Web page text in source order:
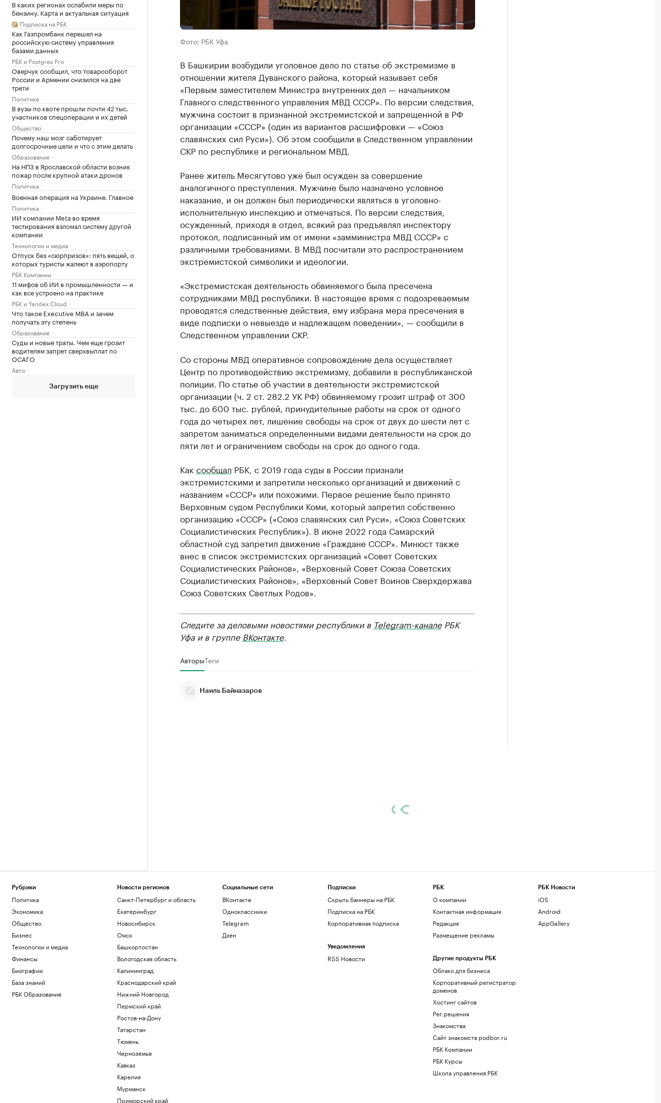
В каких регионах ослабили меры по
бензину. Карта и актуальная ситуация
Подписка на РБК
Как Газпромбанк перешел на
российскую систему управления
базами данных
РБК и Postgres Pro
Оверчук сообщил, что товарооборот
России и Армении снизился на две
трети
Политика
В вузы по квоте прошли почти 42 тыс.
участников спецоперации и их детей
Общество
Почему наш мозг саботирует
долгосрочные цели и что с этим делать
Образование
На НПЗ в Ярославской области возник
пожар после крупной атаки дронов
Политика
Военная операция на Украине. Главное
Политика
ИИ компании Meta во время
тестирования взломал систему другой
компании
Технологии и медиа
Отпуск без «сюрпризов»: пять вещей, о
которых туристы жалеют в аэропорту
РБК Компании
11 мифов об ИИ в промышленности — и
как все устроено на практике
РБК и Yandex Cloud
Что такое Executive MBA и зачем
получать эту степень
Образование
Суды и новые траты. Чем еще грозит
водителям запрет сверхвыплат по
ОСАГО
Авто
Загрузить еще
Фото: РБК Уфа
В Башкирии возбудили уголовное дело по статье об экстремизме в
отношении жителя Дуванского района, который называет себя
«Первым заместителем Министра внутренних дел — начальником
Главного следственного управления МВД СССР». По версии следствия,
мужчина состоит в признанной экстремистской и запрещенной в РФ
организации «СССР» (один из вариантов расшифровки — «Союз
славянских сил Руси»). Об этом сообщили в Следственном управлении
СКР по республике и региональном МВД.
Ранее житель Месягутово уже был осужден за совершение
аналогичного преступления. Мужчине было назначено условное
наказание, и он должен был периодически являться в уголовно-
исполнительную инспекцию и отмечаться. По версии следствия,
осужденный, приходя в отдел, всякий раз предъявлял инспектору
протокол, подписанный им от имени «замминистра МВД СССР» с
различными требованиями. В МВД посчитали это распространением
экстремистской символики и идеологии.
«Экстремистская деятельность обвиняемого была пресечена
сотрудниками МВД республики. В настоящее время с подозреваемым
проводятся следственные действия, ему избрана мера пресечения в
виде подписки о невыезде и надлежащем поведении», — сообщили в
Следственном управлении СКР.
Со стороны МВД оперативное сопровождение дела осуществляет
Центр по противодействию экстремизму, добавили в республиканской
полиции. По статье об участии в деятельности экстремистской
организации (ч. 2 ст. 282.2 УК РФ) обвиняемому грозит штраф от 300
тыс. до 600 тыс. рублей, принудительные работы на срок от одного
года до четырех лет, лишение свободы на срок от двух до шести лет с
запретом заниматься определенными видами деятельности на срок до
пяти лет и ограничением свободы на срок до одного года.
Как сообщал РБК, с 2019 года суды в России признали
экстремистскими и запретили несколько организаций и движений с
названием «СССР» или похожими. Первое решение было принято
Верховным судом Республики Коми, который запретил собственно
организацию «СССР» («Союз славянских сил Руси», «Союз Советских
Социалистических Республик»). В июне 2022 года Самарский
областной суд запретил движение «Граждане СССР». Минюст также
внес в список экстремистских организаций «Совет Советских
Социалистических Районов», «Верховный Совет Союза Советских
Социалистических Районов», «Верховный Совет Воинов Сверхдержава
Союз Советских Светлых Родов».
Следите за деловыми новостями республики в Telegram-каналеРБК
Уфа и в группе ВКонтакте.
АвторыТеги
Наиль Байназаров
Рубрики
Политика
Экономика
Общество
Бизнес
Технологии и медиа
Финансы
Биографии
База знаний
РБК Образование
Новости регионов
Санкт-Петербург и область
Екатеринбург
Новосибирск
Омск
Башкортостан
Вологодская область
Калининград
Краснодарский край
Нижний Новгород
Пермский край
Ростов-на-Дону
Татарстан
Тюмень
Черноземье
Кавказ
Карелия
Мурманск
Приморский край
Социальные сети
ВКонтакте
Одноклассники
Telegram
Дзен
Подписки
Скрыть баннеры на РБК
Подписка на РБК
Корпоративная подписка
Уведомления
RSS Новости
РБК
О компании
Контактная информация
Редакция
Размещение рекламы
Другие продукты РБК
Облако для бизнеса
Корпоративный регистратор
доменов
Хостинг сайтов
Рег.решения
Знакомства
Сайт знакомств podbor.ru
РБК Компании
РБК Курсы
Школа управления РБК
РБК Новости
iOS
Android
AppGallery